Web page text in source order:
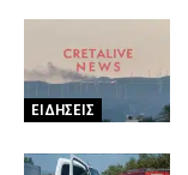
ΕΙΔΗΣΕΙΣ